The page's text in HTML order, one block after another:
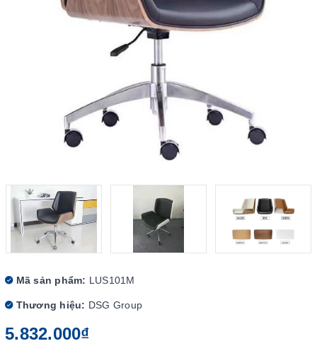
Mã sản phẩm: LUS101M
Thương hiệu: DSG Group
5.832.000₫